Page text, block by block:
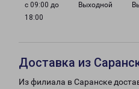
с 09:00 до
18:00
Выходной
Доставка из
Из филиала в Саранске